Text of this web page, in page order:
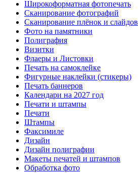
Широкоформатная фотопечать
Сканирование фотографий
Сканирование плёнок и слайдов
Фото на памятники
Полиграфия
Визитки
Флаеры и Листовки
Печать на самоклейке
Фигурные наклейки (стикеры)
Печать баннеров
Календари на 2027 год
Печати и штампы
Печати
Штампы
Факсимиле
Дизайн
Дизайн полиграфии
Макеты печатей и штампов
Обработка фото